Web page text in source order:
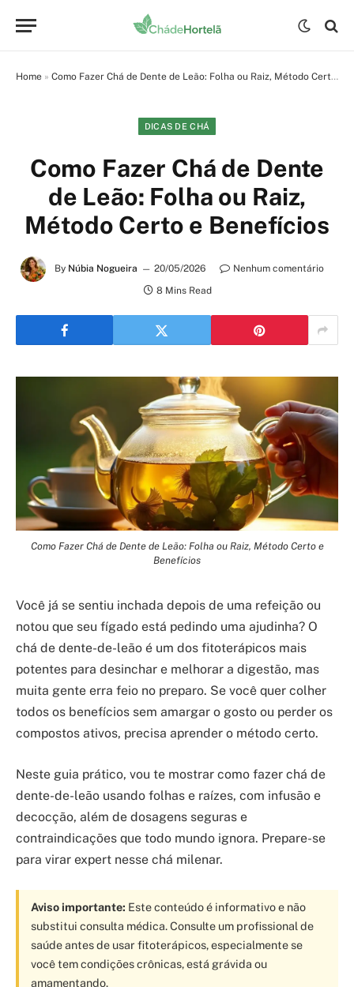
Home » Como Fazer Chá de Dente de Leão: Folha ou Raiz, Método Certo e Benefícios
DICAS DE CHÁ
Como Fazer Chá de Dente
de Leão: Folha ou Raiz,
Método Certo e Benefícios
By Núbia Nogueira 20/05/2026
Nenhum comentário
8 Mins Read
Como Fazer Chá de Dente de Leão: Folha ou Raiz, Método Certo e
Benefícios
Você já se sentiu inchada depois de uma refeição ou
notou que seu fígado está pedindo uma ajudinha? O
chá de dente-de-leão é um dos fitoterápicos mais
potentes para desinchar e melhorar a digestão, mas
muita gente erra feio no preparo. Se você quer colher
todos os benefícios sem amargar o gosto ou perder os
compostos ativos, precisa aprender o método certo.
Neste guia prático, vou te mostrar como fazer chá de
dente-de-leão usando folhas e raízes, com infusão e
decocção, além de dosagens seguras e
contraindicações que todo mundo ignora. Prepare-se
para virar expert nesse chá milenar.
Aviso importante: Este conteúdo é informativo e não
substitui consulta médica. Consulte um profissional de
saúde antes de usar fitoterápicos, especialmente se
você tem condições crônicas, está grávida ou
amamentando.